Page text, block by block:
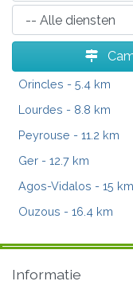
Orincles - 5.4 km
Lourdes - 8.8 km
Peyrouse - 11.2 km
Ger - 12.7 km
Agos-Vidalos - 15 km
Ouzous - 16.4 km
Informatie